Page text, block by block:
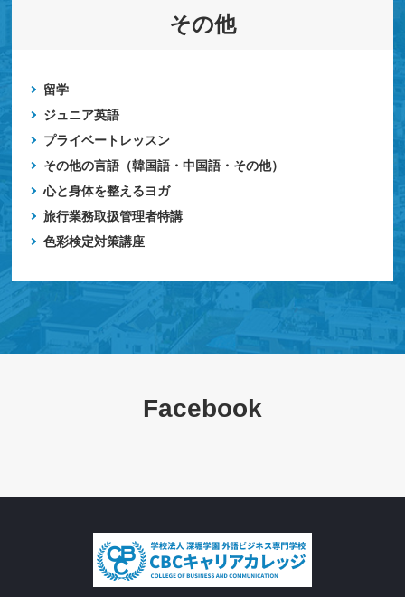
その他
留学
ジュニア英語
プライベートレッスン
その他の言語（韓国語・中国語・その他）
心と身体を整えるヨガ
旅行業務取扱管理者特講
色彩検定対策講座
Facebook